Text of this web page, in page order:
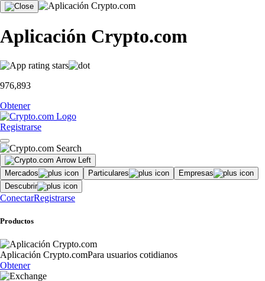
Aplicación Crypto.com
976,893
Obtener
Registrarse
Mercados Particulares
Empresas
Descubrir
ConectarRegistrarse
Productos
Aplicación Crypto.comPara usuarios cotidianos
Obtener